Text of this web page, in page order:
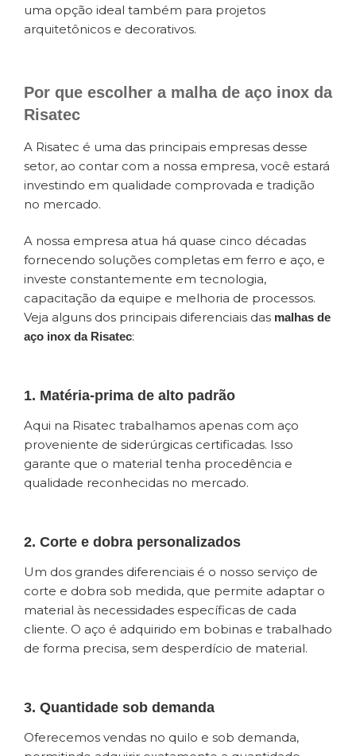
uma opção ideal também para projetos
arquitetônicos e decorativos.
Por que escolher a malha de aço inox da
Risatec
A Risatec é uma das principais empresas desse
setor, ao contar com a nossa empresa, você estará
investindo em qualidade comprovada e tradição
no mercado.
A nossa empresa atua há quase cinco décadas
fornecendo soluções completas em ferro e aço, e
investe constantemente em tecnologia,
capacitação da equipe e melhoria de processos.
Veja alguns dos principais diferenciais das malhas de
aço inox da Risatec:
1. Matéria-prima de alto padrão
Aqui na Risatec trabalhamos apenas com aço
proveniente de siderúrgicas certificadas. Isso
garante que o material tenha procedência e
qualidade reconhecidas no mercado.
2. Corte e dobra personalizados
Um dos grandes diferenciais é o nosso serviço de
corte e dobra sob medida, que permite adaptar o
material às necessidades específicas de cada
cliente. O aço é adquirido em bobinas e trabalhado
de forma precisa, sem desperdício de material.
3. Quantidade sob demanda
Oferecemos vendas no quilo e sob demanda,